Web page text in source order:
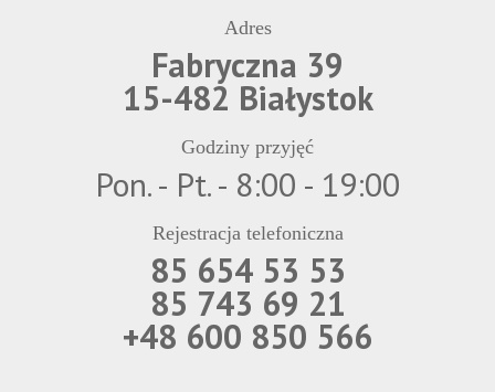
Adres
Fabryczna 39
15-482 Białystok
Godziny przyjęć
Pon. - Pt. - 8:00 - 19:00
Rejestracja telefoniczna
85 654 53 53
85 743 69 21
+48 600 850 566